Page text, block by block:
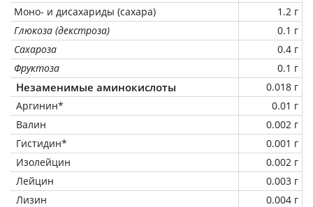
Моно- и дисахариды (сахара)
1.2 г
Глюкоза (декстроза)
0.1 г
Сахароза
0.4 г
Фруктоза
0.1 г
Незаменимые аминокислоты
0.018 г
Аргинин*
0.01 г
Валин
0.002 г
Гистидин*
0.001 г
Изолейцин
0.002 г
Лейцин
0.003 г
Лизин
0.004 г